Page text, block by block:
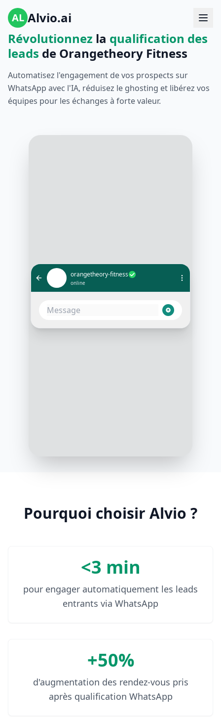
AL Alvio.ai
Révolutionnez la qualification des
leads de Orangetheory Fitness
Automatisez l'engagement de vos prospects sur
WhatsApp avec l'IA, réduisez le ghosting et libérez vos
équipes pour les échanges à forte valeur.
orangetheory-fitness
online
Bonjour, je souhaite réserver un
cours de fitness pour demain à 14h
10:32 AM
Pourquoi choisir Alvio ?
<3 min
pour engager automatiquement les leads
entrants via WhatsApp
+50%
d'augmentation des rendez-vous pris
après qualification WhatsApp